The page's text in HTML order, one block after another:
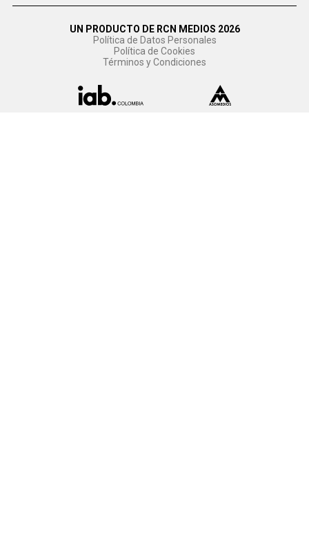
UN PRODUCTO DE RCN MEDIOS 2026
Política de Datos Personales
Política de Cookies
Términos y Condiciones